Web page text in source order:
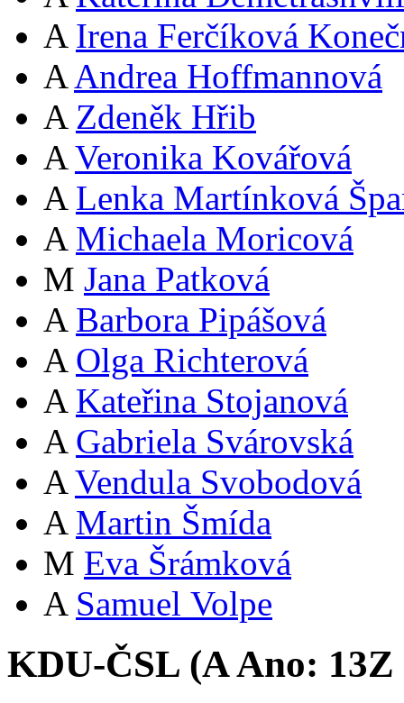
A Irena Ferčíková
A Andrea Hoffmannová
A Zdeněk Hřib
A Veronika Kovářová
A Lenka Martínková
A Michaela Moricová
M Jana Patková
A Barbora Pipášová
A Olga Richterová
A Kateřina Stojanová
A Gabriela Svárovská
A Vendula Svobodová
A Martin Šmída
M Eva Šrámková
A Samuel Volpe
KDU-ČSL (AAno: 13Z